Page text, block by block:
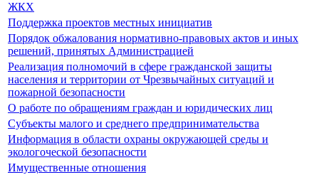
ЖКХ
Поддержка проектов местных инициатив
Порядок обжалования нормативно-правовых актов и иных
решений, принятых Администрацией
Реализация полномочий в сфере гражданской защиты
населения и территории от Чрезвычайных ситуаций и
пожарной безопасности
О работе по обращениям граждан и юридических лиц
Субъекты малого и среднего предпринимательства
Информация в области охраны окружающей среды и
экологоческой безопасности
Имущественные отношения